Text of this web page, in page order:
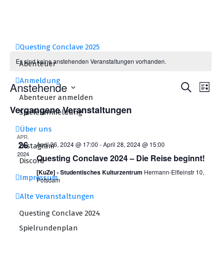
Questing Conclave 2025
Abenteuer
Anmeldung
Abenteuer anmelden
Spieleranmeldung
Über uns
Instagram
Discord
Impressum
Alte Veranstaltungen
Questing Conclave 2024
Spielrundenplan
Es sind keine anstehenden Veranstaltungen vorhanden.
Suche
Liste
Anstehende
Datum
wählen.
Vergangene Veranstaltungen
APR.
26
2024
April 26, 2024 @ 17:00 -April 28, 2024 @ 15:00
Questing Conclave 2024 – Die Reise beginnt!
[KuZe] - Studentisches Kulturzentrum Hermann-Elfleinstr 10,
Potsdam